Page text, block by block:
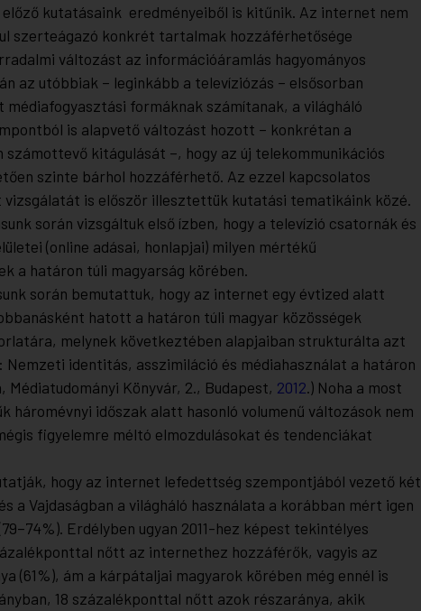
kutatásaink eredményeiből is kitűnik. Az internet nem
szerteágazó konkrét tartalmak hozzáférhetősége
változást az információáramlás hagyományos
az utóbbiak – leginkább a televíziózás – elsősorban
formáknak számítanak, a világháló
is alapvető változást hozott – konkrétan a
számottevő kitágulását –, hogy az új telekommunikációs
szinte bárhol hozzáférhető. Az ezzel kapcsolatos
is először illesztettük kutatási tematikáink közé.
során vizsgáltuk első ízben, hogy a televízió csatornák és
(online adásai, honlapjai) milyen mértékű
a határon túli magyarság körében.
során bemutattuk, hogy az internet egy évtized alatt
hatott a határon túli magyar közösségek
melynek következtében alapjaiban strukturálta azt
Nemzeti identitás, asszimiláció és médiahasználat a határon
Médiatudományi Könyvár, 2., Budapest, 2012.) Noha a most
háromévnyi időszak alatt hasonló volumenű változások nem
figyelemre méltó elmozdulásokat és tendenciákat
hogy az internet lefedettség szempontjából vezető két
a Vajdaságban a világháló használata a korábban mért igen
Erdélyben ugyan 2011-hez képest tekintélyes
nőtt az internethez hozzáférők, vagyis az
(61%), ám a kárpátaljai magyarok körében még ennél is
18 százalékponttal nőtt azok részaránya, akik